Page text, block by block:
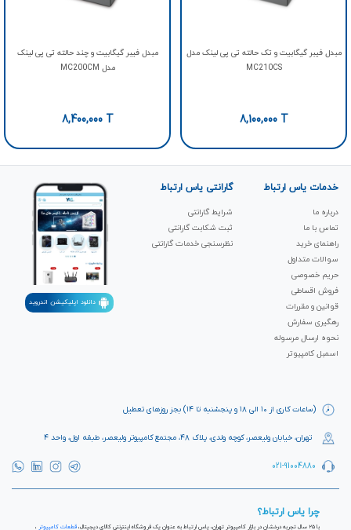
مبدل فیبر گیگابیت و تک حالته تی پی لینک مدل
MC210CS
8,100,000T
مبدل فیبر گیگابیت و چند حالته تی پی لینک
مدل MC200CM
8,400,000T
(ساعات کاری از ۱۰ الی ۱۸ و پنجشنبه تا ۱۴) بجز روزهای تعطیل
تهران، خیابان ولیعصر، کوچه ولدی، پلاک ۴۸، مجتمع کامپیوتر ولیعصر، طبقه اول، واحد ۴
021-91004880
خدمات یاس ارتباط
درباره ما
تماس با ما
راهنمای خرید
سوالات متداول
حریم خصوصی
فروش اقساطی
قوانین و مقررات
رهگیری سفارش
نحوه ارسال مرسوله
اسمبل کامپیوتر
گارانتی یاس ارتباط
شرایط گارانتی
ثبت شکابت‌ گارانتی
نظرسنجی خدمات گارانتی
دانلود اپلیکیشن اندروید
چرا یاس ارتباط؟
با ۲۵ سال تجربه درخشان در بازار کامپیوتر تهران، یاس ارتباط به عنوان یک فروشگاه اینترنتی کالای دیجیتال، قطعات کامپیوتر